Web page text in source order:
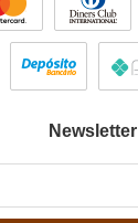
Newsletter